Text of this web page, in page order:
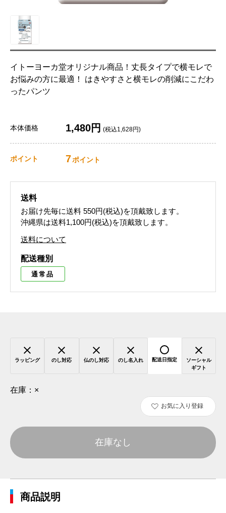
イトーヨーカ堂オリジナル商品！丈長タイプで横モレで
お悩みの方に最適！ はきやすさと横モレの削減にこだわ
ったパンツ
本体価格 1,480円 (税込1,628円)
ポイント 7ポイント
送料
お届け先毎に送料 550円(税込)を頂戴致します。
沖縄県は送料1,100円(税込)を頂戴致します。
送料について
配送種別
通常品
ラッピング のし対応 仏のし対応 のし名入れ 配送日指定
ソーシャル
ギフト
在庫： ×
お気に入り登録
在庫なし
商品説明